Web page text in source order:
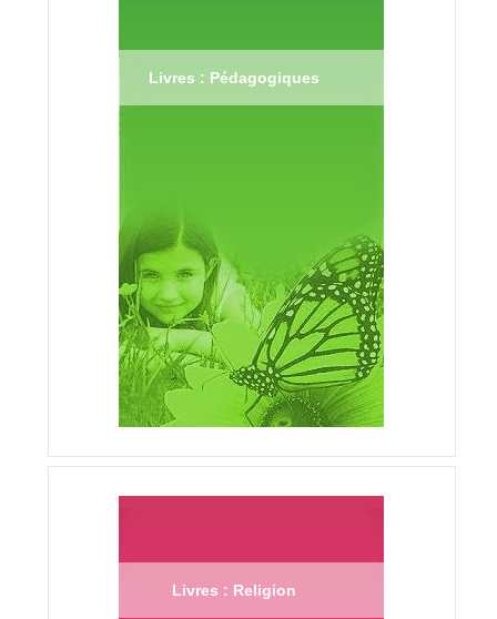
Livres : Pédagogiques
Livres : Religion